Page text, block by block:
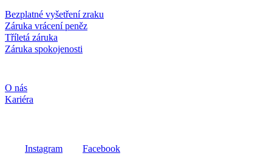
Bezplatné vyšetření zraku
Záruka vrácení peněz
Tříletá záruka
Záruka spokojenosti
O nás
Kariéra
Instagram Facebook